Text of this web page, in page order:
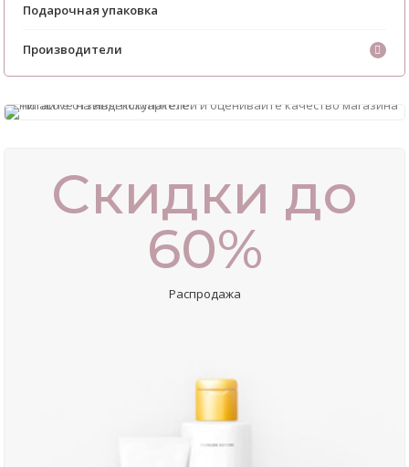
Подарочная упаковка
Производители
Скидки до
60%
Распродажа